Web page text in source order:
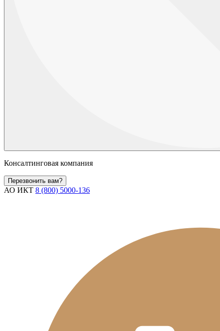
Консалтинговая компания
Перезвонить вам?
АО ИКТ 8 (800) 5000-136